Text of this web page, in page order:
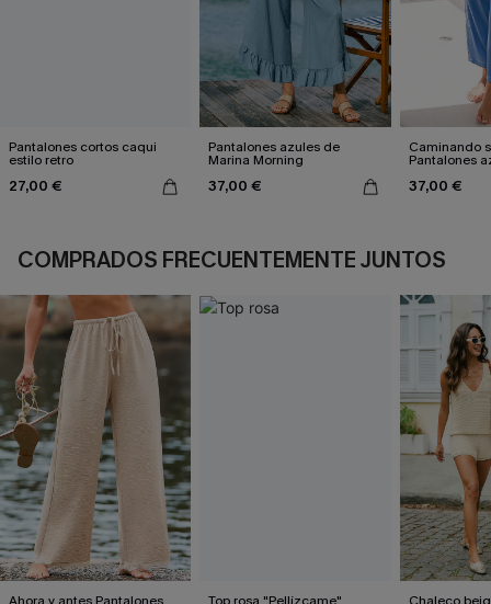
Pantalones cortos caqui
estilo retro
27,00 €
Pantalones azules de
Marina Morning
37,00 €
Caminando
Pantalones
37,00 €
COMPRADOS FRECUENTEMENTE JUNTOS